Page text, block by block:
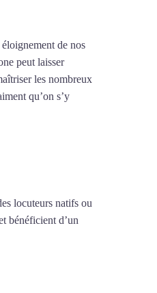
de nos
peut laisser
les nombreux
qu’on s’y
locuteurs natifs ou
bénéficient d’un